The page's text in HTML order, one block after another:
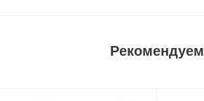
Рекомендуем